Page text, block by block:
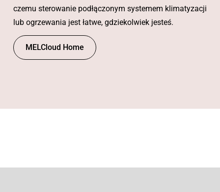
czemu sterowanie podłączonym systemem klimatyzacji
lub ogrzewania jest łatwe, gdziekolwiek jesteś.
MELCloud Home